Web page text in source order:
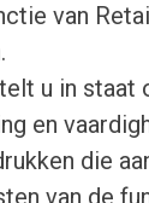
van
u in staat
en
die
van de